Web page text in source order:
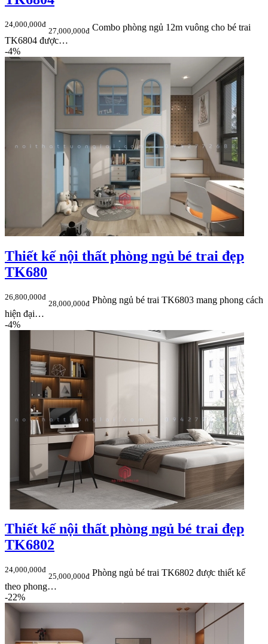
24,000,000đ
27,000,000đ Combo phòng ngủ 12m vuông cho bé trai
TK6804 được…
-4%
Thiết kế nội thất phòng ngủ bé trai đẹp
TK680
26,800,000đ
28,000,000đ Phòng ngủ bé trai TK6803 mang phong cách
hiện đại…
-4%
Thiết kế nội thất phòng ngủ bé trai đẹp
TK6802
24,000,000đ
25,000,000đ Phòng ngủ bé trai TK6802 được thiết kế
theo phong…
-22%